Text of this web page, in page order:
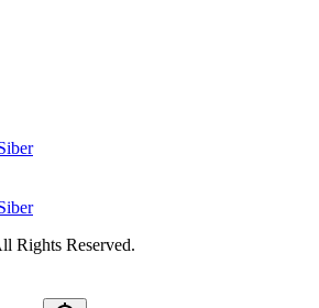
Rights Reserved.